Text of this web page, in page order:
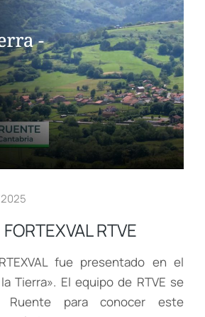
RTVE
fue presentado en el
Tierra». El equipo de RTVE se
Ruente para conocer este